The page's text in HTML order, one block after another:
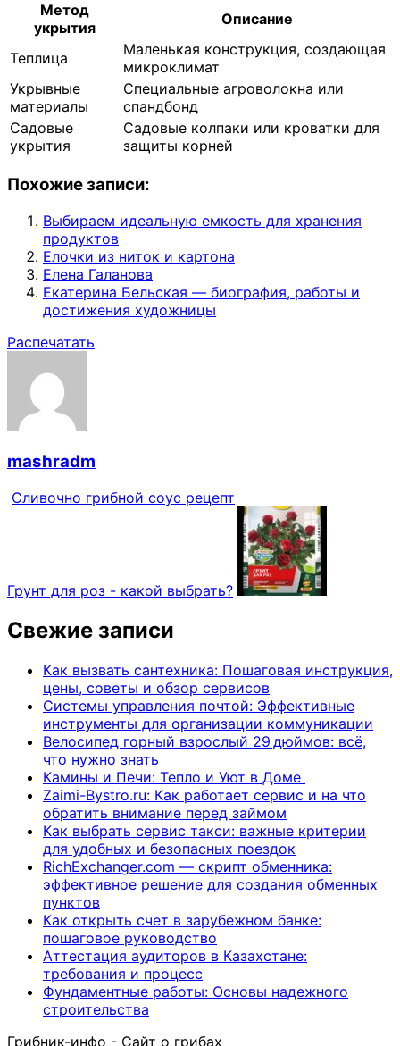
Метод
укрытия
Описание
Теплица
Маленькая конструкция, создающая
микроклимат
Укрывные
материалы
Специальные агроволокна или
спандбонд
Садовые
укрытия
Садовые колпаки или кроватки для
защиты корней
Похожие записи:
Выбираем идеальную емкость для хранения
продуктов
Елочки из ниток и картона
Елена Галанова
Екатерина Бельская — биография, работы и
достижения художницы
Распечатать
mashradm
Сливочно грибной соус рецепт
Грунт для роз - какой выбрать?
Свежие записи
Как вызвать сантехника: Пошаговая инструкция,
цены, советы и обзор сервисов
Системы управления почтой: Эффективные
инструменты для организации коммуникации
Велосипед горный взрослый 29 дюймов: всё,
что нужно знать
Камины и Печи: Тепло и Уют в Доме
Zaimi-Bystro.ru: Как работает сервис и на что
обратить внимание перед займом
Как выбрать сервис такси: важные критерии
для удобных и безопасных поездок
RichExchanger.com — скрипт обменника:
эффективное решение для создания обменных
пунктов
Как открыть счет в зарубежном банке:
пошаговое руководство
Аттестация аудиторов в Казахстане:
требования и процесс
Фундаментные работы: Основы надежного
строительства
Грибник-инфо - Сайт о грибах